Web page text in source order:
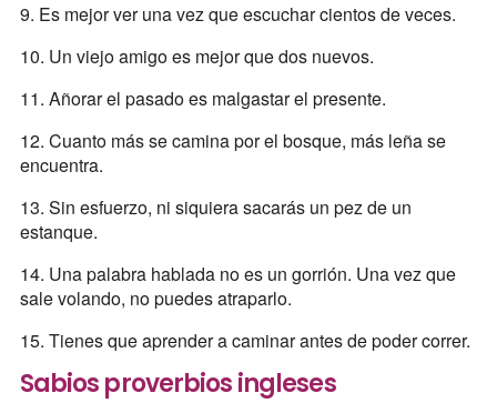
9. Es mejor ver una vez que escuchar cientos de veces.
10. Un viejo amigo es mejor que dos nuevos.
11. Añorar el pasado es malgastar el presente.
12. Cuanto más se camina por el bosque, más leña se
encuentra.
13. Sin esfuerzo, ni siquiera sacarás un pez de un
estanque.
14. Una palabra hablada no es un gorrión. Una vez que
sale volando, no puedes atraparlo.
15. Tienes que aprender a caminar antes de poder correr.
Sabios proverbios ingleses